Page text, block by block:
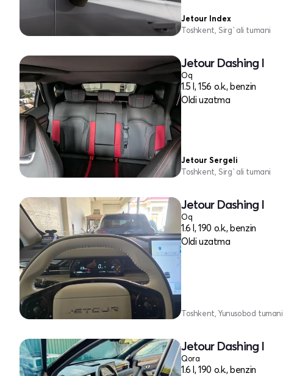
Jetour Index
Toshkent, Sirg`ali tumani
Jetour Dashing I
Oq
1.5 l, 156 o.k., benzin
Oldi uzatma
Jetour Sergeli
Toshkent, Sirg`ali tumani
Jetour Dashing I
Oq
1.6 l, 190 o.k., benzin
Oldi uzatma
Toshkent, Yunusobod tumani
Jetour Dashing I
Qora
1.6 l, 190 o.k., benzin